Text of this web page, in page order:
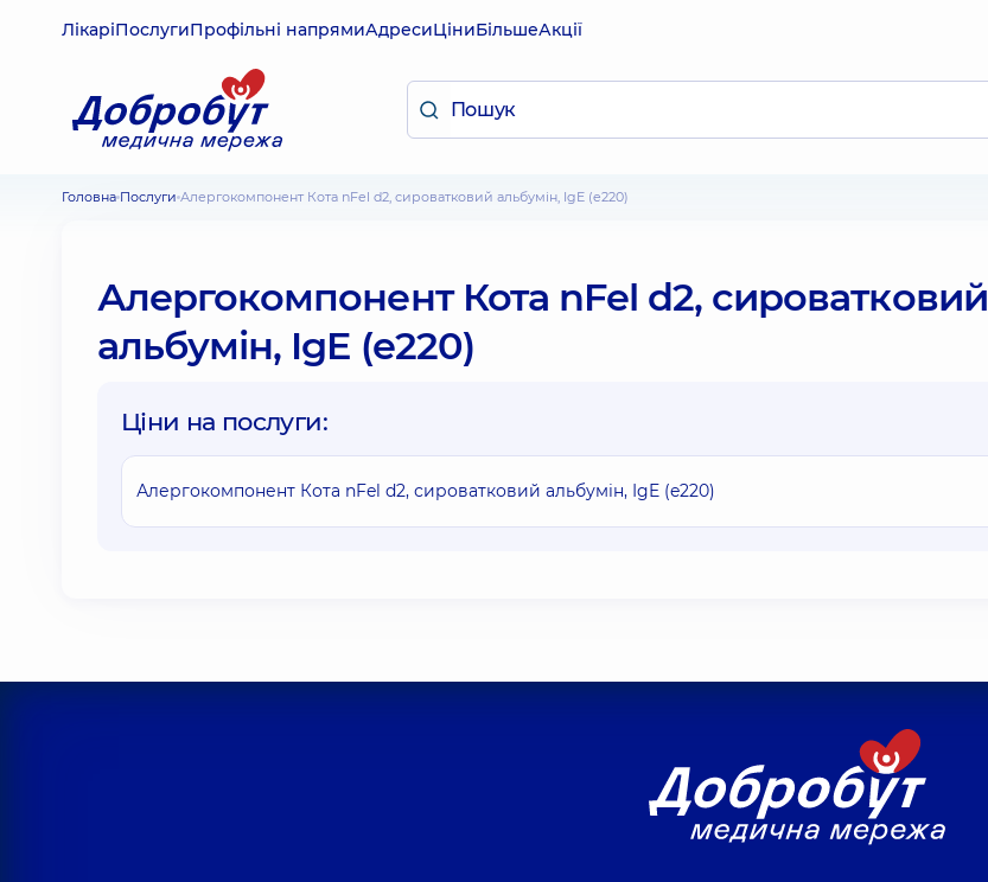
ЛікаріПослугиПрофільні напрямиАдресиЦіниБільшеАкції
Головна Послуги Алергокомпонент Кота nFel d2, сироватковий альбумін, IgE (e220)
Алергокомпонент Кота nFel d2, сироватковий
альбумін, IgE (e220)
Ціни на послуги:
Алергокомпонент Кота nFel d2, сироватковий альбумін, IgE (e220)